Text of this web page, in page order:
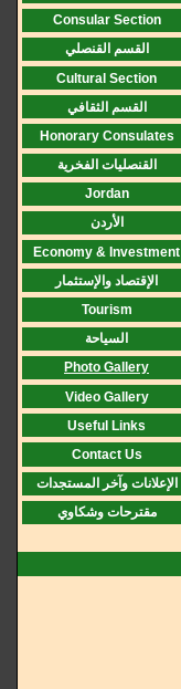
Consular Section
القسم القنصلي
Cultural Section
القسم الثقافي
Honorary Consulates
القنصليات الفخرية
Jordan
الأردن
Economy & Investment
الإقتصاد والإستثمار
Tourism
السياحة
Photo Gallery
Video Gallery
Useful Links
Contact Us
الإعلانات وآخر المستجدات
مقترحات وشكاوي